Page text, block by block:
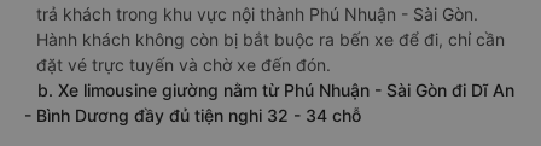
trả khách trong khu vực nội thành Phú Nhuận - Sài Gòn.
Hành khách không còn bị bắt buộc ra bến xe để đi, chỉ cần
đặt vé trực tuyến và chờ xe đến đón.
b. Xe limousine giường nằm từ Phú Nhuận - Sài Gòn đi Dĩ An
- Bình Dương đầy đủ tiện nghi 32 - 34 chỗ